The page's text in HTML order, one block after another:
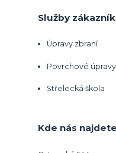
Služby
Úpravy zbraní
Povrchové úpravy
Střelecká škola
Kde nás najdete